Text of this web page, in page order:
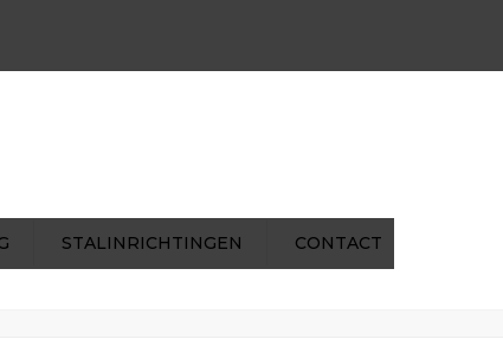
STALINRICHTINGEN CONTACT
Recycling 2015_08_Menten-Hilkens_091